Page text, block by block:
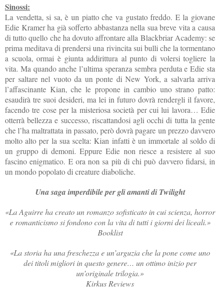
Sinossi:
La vendetta, si sa, è un piatto che va gustato freddo. E la giovane
Edie Kramer ha già sofferto abbastanza nella sua breve vita a causa
di tutto quello che ha dovuto affrontare alla Blackbriar Academy: se
prima meditava di prendersi una rivincita sui bulli che la tormentano
a scuola, ormai è giunta addirittura al punto di volersi togliere la
vita. Ma quando anche l’ultima speranza sembra perduta e Edie sta
per saltare nel vuoto da un ponte di New York, a salvarla arriva
l’affascinante Kian, che le propone in cambio uno strano patto:
esaudirà tre suoi desideri, ma lei in futuro dovrà rendergli il favore,
facendo tre cose per la misteriosa società per cui lui lavora… Edie
otterrà bellezza e successo, riscattandosi agli occhi di tutta la gente
che l’ha maltrattata in passato, però dovrà pagare un prezzo davvero
molto alto per la sua scelta: Kian infatti è un immortale al soldo di
un gruppo di demoni. Eppure Edie non riesce a resistere al suo
fascino enigmatico. E ora non sa più di chi può davvero fidarsi, in
un mondo popolato di creature diaboliche.
Una saga imperdibile per gli amanti di Twilight
«La Aguirre ha creato un romanzo sofisticato in cui scienza, horror
e romanticismo si fondono con la vita di tutti i giorni dei liceali.»
Booklist
«La storia ha una freschezza e un’arguzia che la pone come uno
dei titoli migliori in questo genere… un ottimo inizio per
un’originale trilogia.»
Kirkus Reviews